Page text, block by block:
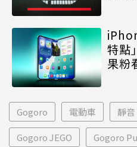
特點
果粉
Gogoro 電動車 靜音
Gogoro JEGO Gogoro